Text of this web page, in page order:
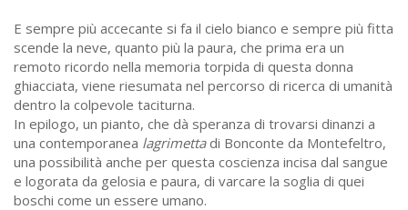
E sempre più accecante si fa il cielo bianco e sempre più fitta
scende la neve, quanto più la paura, che prima era un
remoto ricordo nella memoria torpida di questa donna
ghiacciata, viene riesumata nel percorso di ricerca di umanità
dentro la colpevole taciturna.
In epilogo, un pianto, che dà speranza di trovarsi dinanzi a
una contemporanea lagrimettadi Bonconte da Montefeltro,
una possibilità anche per questa coscienza incisa dal sangue
e logorata da gelosia e paura, di varcare la soglia di quei
boschi come un essere umano.